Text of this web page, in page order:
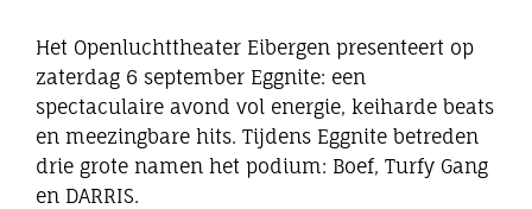
Het Openluchttheater Eibergen presenteert op
zaterdag 6 september Eggnite: een
spectaculaire avond vol energie, keiharde beats
en meezingbare hits. Tijdens Eggnite betreden
drie grote namen het podium: Boef, Turfy Gang
en DARRIS.